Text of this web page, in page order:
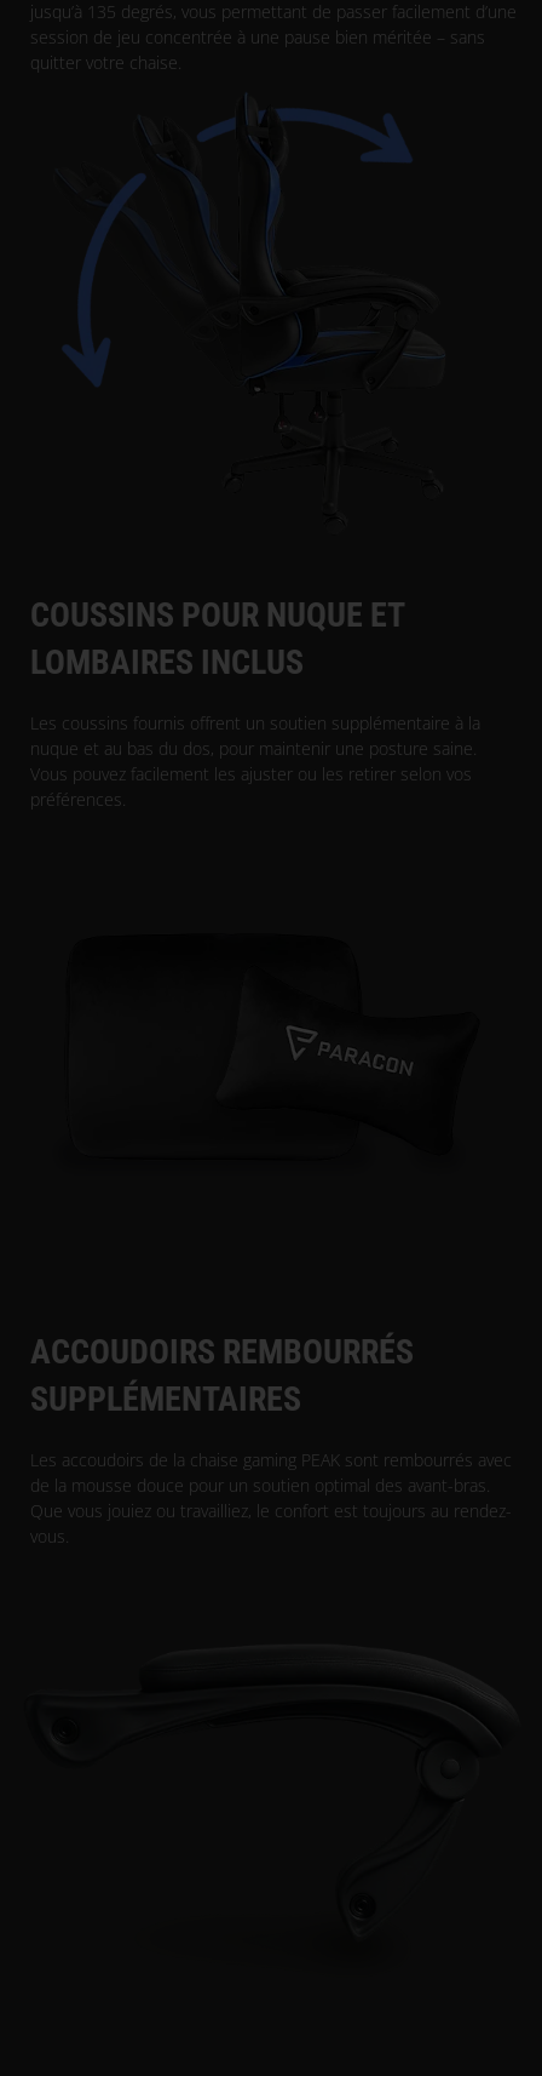
jusqu’à 135 degrés, vous permettant de passer facilement d’une
session de jeu concentrée à une pause bien méritée – sans
quitter votre chaise.
COUSSINS POUR NUQUE ET
LOMBAIRES INCLUS
Les coussins fournis offrent un soutien supplémentaire à la
nuque et au bas du dos, pour maintenir une posture saine.
Vous pouvez facilement les ajuster ou les retirer selon vos
préférences.
ACCOUDOIRS REMBOURRÉS
SUPPLÉMENTAIRES
Les accoudoirs de la chaise gaming PEAK sont rembourrés avec
de la mousse douce pour un soutien optimal des avant-bras.
Que vous jouiez ou travailliez, le confort est toujours au rendez-
vous.